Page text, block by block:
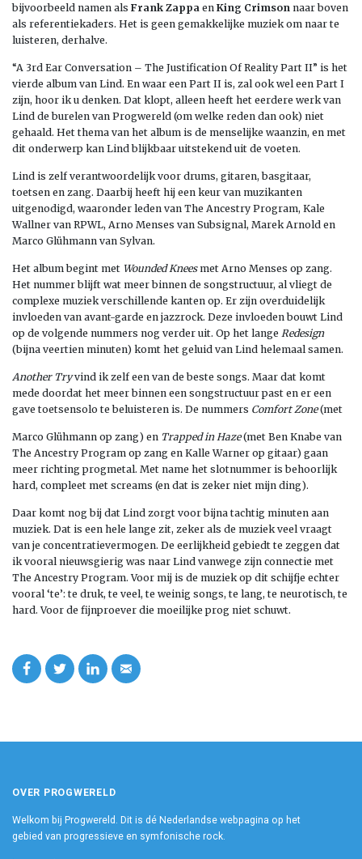
bijvoorbeeld namen als Frank Zappa en King Crimson naar boven
als referentiekaders. Het is geen gemakkelijke muziek om naar te
luisteren, derhalve.
“A 3rd Ear Conversation – The Justification Of Reality Part II” is het
vierde album van Lind. En waar een Part II is, zal ook wel een Part I
zijn, hoor ik u denken. Dat klopt, alleen heeft het eerdere werk van
Lind de burelen van Progwereld (om welke reden dan ook) niet
gehaald. Het thema van het album is de menselijke waanzin, en met
dit onderwerp kan Lind blijkbaar uitstekend uit de voeten.
Lind is zelf verantwoordelijk voor drums, gitaren, basgitaar,
toetsen en zang. Daarbij heeft hij een keur van muzikanten
uitgenodigd, waaronder leden van The Ancestry Program, Kale
Wallner van RPWL, Arno Menses van Subsignal, Marek Arnold en
Marco Glühmann van Sylvan.
Het album begint met Wounded Kneesmet Arno Menses op zang.
Het nummer blijft wat meer binnen de songstructuur, al vliegt de
complexe muziek verschillende kanten op. Er zijn overduidelijk
invloeden van avant-garde en jazzrock. Deze invloeden bouwt Lind
op de volgende nummers nog verder uit. Op het lange Redesign
(bijna veertien minuten) komt het geluid van Lind helemaal samen.
Another Tryvind ik zelf een van de beste songs. Maar dat komt
mede doordat het meer binnen een songstructuur past en er een
gave toetsensolo te beluisteren is. De nummers Comfort Zone(met
Marco Glühmann op zang) en Trapped in Haze(met Ben Knabe van
The Ancestry Program op zang en Kalle Warner op gitaar) gaan
meer richting progmetal. Met name het slotnummer is behoorlijk
hard, compleet met screams (en dat is zeker niet mijn ding).
Daar komt nog bij dat Lind zorgt voor bijna tachtig minuten aan
muziek. Dat is een hele lange zit, zeker als de muziek veel vraagt
van je concentratievermogen. De eerlijkheid gebiedt te zeggen dat
ik vooral nieuwsgierig was naar Lind vanwege zijn connectie met
The Ancestry Program. Voor mij is de muziek op dit schijfje echter
vooral ‘te’: te druk, te veel, te weinig songs, te lang, te neurotisch, te
hard. Voor de fijnproever die moeilijke prog niet schuwt.
OVER PROGWERELD
Welkom bij Progwereld. Dit is dé Nederlandse webpagina op het
gebied van progressieve en symfonische rock.